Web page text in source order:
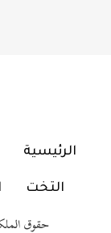
الرئيسية
التخت
حقوق الملكية